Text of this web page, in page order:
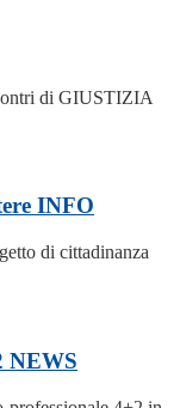
di GIUSTIZIA
INFO
di cittadinanza
NEWS